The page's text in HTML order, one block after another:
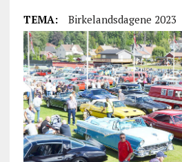
TEMA: Birkelandsdagene 2023